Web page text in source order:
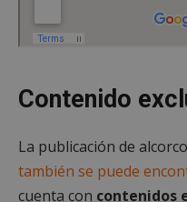
Contenido
La publicación de
también se puede
cuenta con contenidos